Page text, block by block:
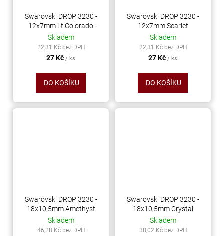
Swarovski DROP 3230 -
12x7mm Lt.Colorado
Topaz
Skladem
22,31 Kč bez DPH
27 Kč / ks
DO KOŠÍKU
Swarovski DROP 3230 -
12x7mm Scarlet
Skladem
22,31 Kč bez DPH
27 Kč / ks
DO KOŠÍKU
Swarovski DROP 3230 -
18x10,5mm Amethyst
Skladem
46,28 Kč bez DPH
Swarovski DROP 3230 -
18x10,5mm Crystal
Skladem
38,02 Kč bez DPH